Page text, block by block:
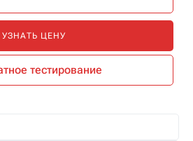
УЗНАТЬ ЦЕНУ
тестирование